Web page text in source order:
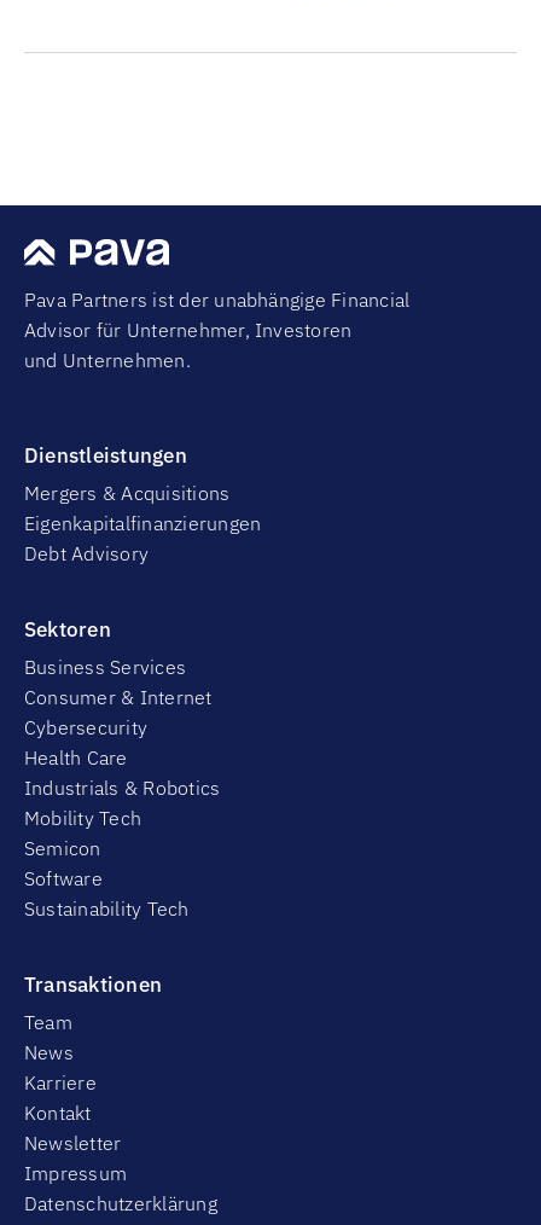
Pava Partners ist der unabhängige Financial
Advisor für Unternehmer, Investoren
und Unternehmen.
Dienstleistungen
Mergers & Acquisitions
Eigenkapitalfinanzierungen
Debt Advisory
Sektoren
Business Services
Consumer & Internet
Cybersecurity
Health Care
Industrials & Robotics
Mobility Tech
Semicon
Software
Sustainability Tech
Transaktionen
Team
News
Karriere
Kontakt
Newsletter
Impressum
Datenschutzerklärung